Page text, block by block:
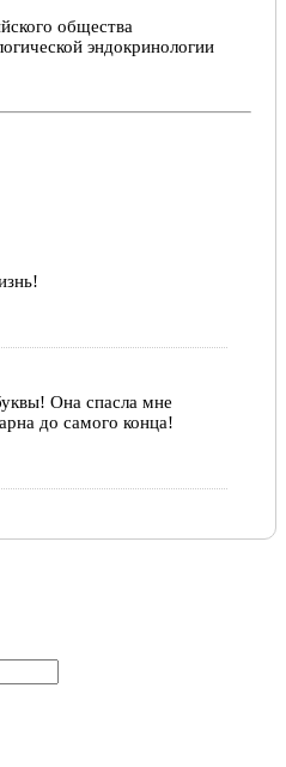
общества
эндокринологии
Она спасла мне
до самого конца!
внимательный,
Внимательная